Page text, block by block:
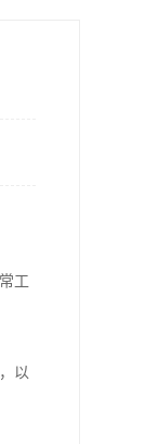
工
以